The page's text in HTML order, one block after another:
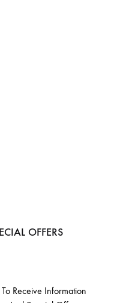
OFFERS
Receive Information